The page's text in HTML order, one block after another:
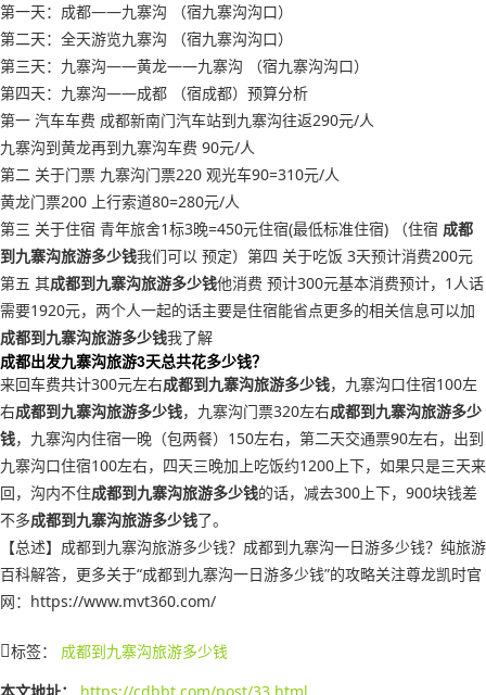
第一天：成都——九寨沟 （宿九寨沟沟口）
第二天：全天游览九寨沟 （宿九寨沟沟口）
第三天：九寨沟——黄龙——九寨沟 （宿九寨沟沟口）
第四天：九寨沟——成都 （宿成都）预算分析
第一 汽车车费 成都新南门汽车站到九寨沟往返290元/人
九寨沟到黄龙再到九寨沟车费 90元/人
第二 关于门票 九寨沟门票220 观光车90=310元/人
黄龙门票200 上行索道80=280元/人
第三 关于住宿 青年旅舍1标3晚=450元住宿(最低标准住宿) （住宿 成都
到九寨沟旅游多少钱我们可以 预定）第四 关于吃饭 3天预计消费200元
第五 其成都到九寨沟旅游多少钱他消费 预计300元基本消费预计，1人话
需要1920元，两个人一起的话主要是住宿能省点更多的相关信息可以加
成都到九寨沟旅游多少钱我了解
成都出发九寨沟旅游3天总共花多少钱？
来回车费共计300元左右成都到九寨沟旅游多少钱，九寨沟口住宿100左
右成都到九寨沟旅游多少钱，九寨沟门票320左右成都到九寨沟旅游多少
钱，九寨沟内住宿一晚（包两餐）150左右，第二天交通票90左右，出到
九寨沟口住宿100左右，四天三晚加上吃饭约1200上下，如果只是三天来
回，沟内不住成都到九寨沟旅游多少钱的话，减去300上下，900块钱差
不多成都到九寨沟旅游多少钱了。
【总述】成都到九寨沟旅游多少钱？成都到九寨沟一日游多少钱？纯旅游
百科解答，更多关于“成都到九寨沟一日游多少钱”的攻略关注尊龙凯时官
网：https://www.mvt360.com/
标签： 成都到九寨沟旅游多少钱